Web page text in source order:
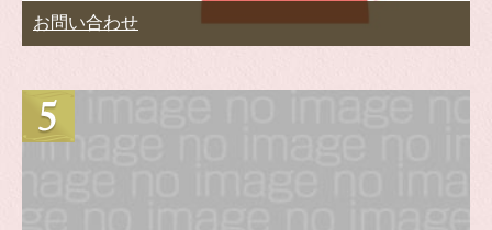
お問い合わせ